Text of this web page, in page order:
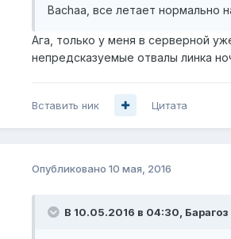
Bachaa, все летает нормально
Ага, только у меня в серверной
непредсказуемые отвалы линка
Вставить ник Цитата
Опубликовано 10 мая, 2016
В 10.05.2016 в 04:30, Барагоз